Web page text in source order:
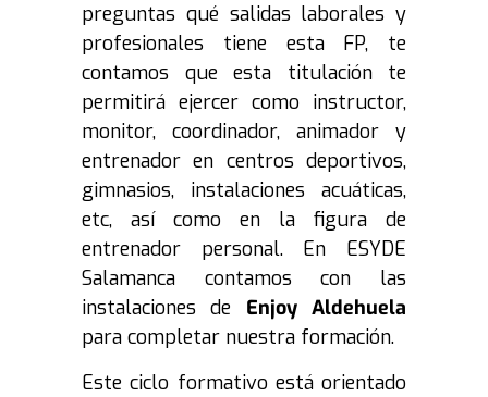
preguntas qué salidas laborales y
profesionales tiene esta FP, te
contamos que esta titulación te
permitirá ejercer como instructor,
monitor, coordinador, animador y
entrenador en centros deportivos,
gimnasios, instalaciones acuáticas,
etc, así como en la figura de
entrenador personal. En ESYDE
Salamanca contamos con las
instalaciones de Enjoy Aldehuela
para completar nuestra formación.
Este ciclo formativo está orientado